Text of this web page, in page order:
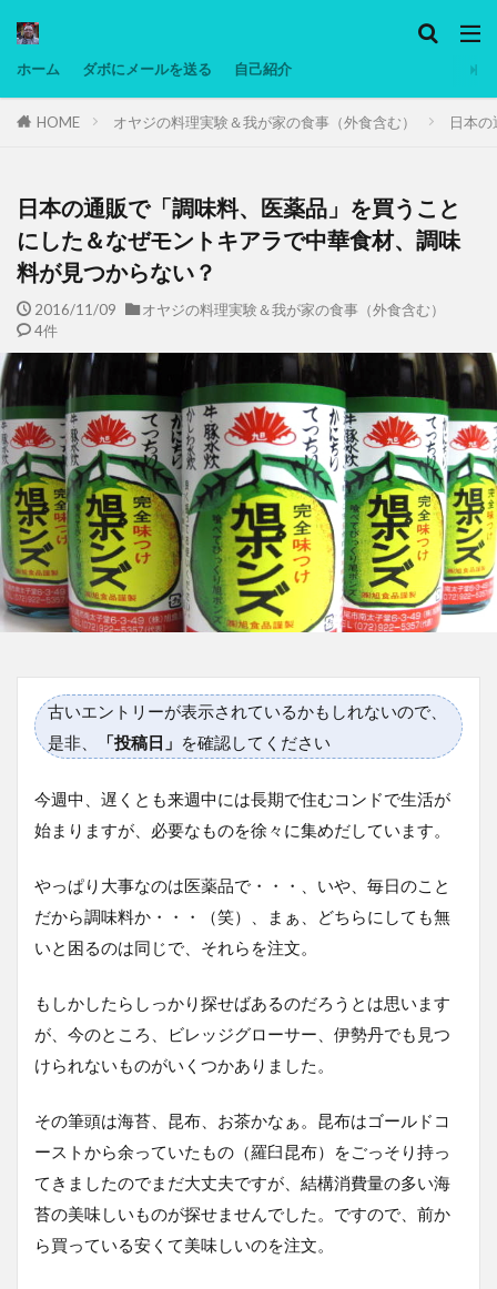
ホーム ダボにメールを送る 自己紹介
HOME オヤジの料理実験＆我が家の食事（外食含む） 日本
日本の通販で「調味料、医薬品」を買うこと
にした＆なぜモントキアラで中華食材、調味
料が見つからない？
2016/11/09
オヤジの料理実験＆我が家の食事（外食含む）
4件
古いエントリーが表示されているかもしれないので、
是非、
「投稿日」 を確認してください
今週中、遅くとも来週中には長期で住むコンドで生活が
始まりますが、必要なものを徐々に集めだしています。
やっぱり大事なのは医薬品で・・・、いや、毎日のこと
だから調味料か・・・（笑）、まぁ、どちらにしても無
いと困るのは同じで、それらを注文。
もしかしたらしっかり探せばあるのだろうとは思います
が、今のところ、ビレッジグローサー、伊勢丹でも見つ
けられないものがいくつかありました。
その筆頭は海苔、昆布、お茶かなぁ。昆布はゴールドコ
ーストから余っていたもの（羅臼昆布）をごっそり持っ
てきましたのでまだ大丈夫ですが、結構消費量の多い海
苔の美味しいものが探せませんでした。ですので、前か
ら買っている安くて美味しいのを注文。
タグ
マレーシア動画
ヨーグルト
低温調理・スロークッカー
低糖質ダイエット
備忘録
動画